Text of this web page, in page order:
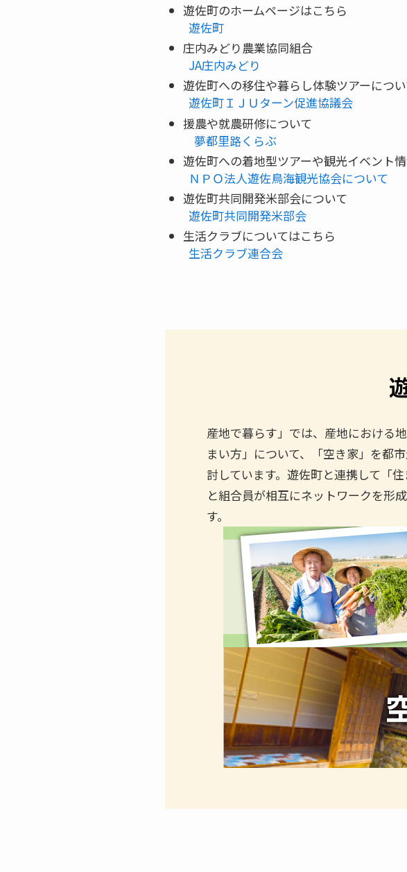
遊佐町のホームページはこちら
遊佐町
庄内みどり農業協同組合
JA庄内みどり
遊佐町への移住や暮らし体験ツアーにつ
遊佐町ＩＪＵターン促進協議会
援農や就農研修について
夢都里路くらぶ
遊佐町への着地型ツアーや観光イベント
ＮＰＯ法人遊佐鳥海観光協会について
遊佐町共同開発米部会について
遊佐町共同開発米部会
生活クラブについてはこちら
生活クラブ連合会
産地で暮らす」では、産地における
まい方」について、「空き家」を都
討しています。遊佐町と連携して「
と組合員が相互にネットワークを形
す。